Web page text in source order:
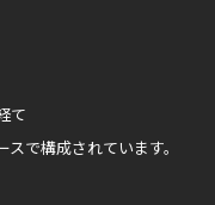
て
で構成されています。